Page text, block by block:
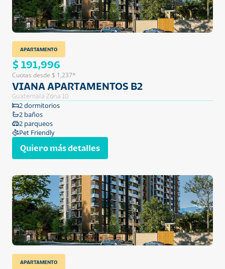
APARTAMENTO
$ 191,996
Cuotas desde $ 1,237*
VIANA APARTAMENTOS B2
Guatemala Zona 10
2 dormitorios
2 baños
2 parqueos
Pet Friendly
Quiero más detalles
APARTAMENTO